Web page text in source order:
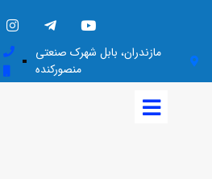
مازندران، بابل شهرک صنعتی
منصورکنده